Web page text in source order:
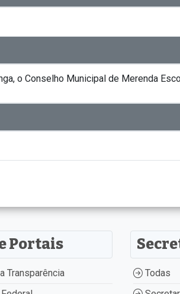
o Conselho Municipal de Merenda
Portais
Transparência
Todas